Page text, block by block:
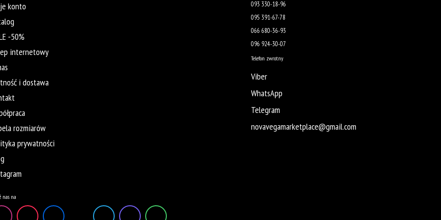
konto
-50%
internetowy
i dostawa
rozmiarów
prywatności
nas na
093 330-18-96
095 391-67-78
066 680-36-93
096 924-30-07
Telefon zwrotny
Viber
WhatsApp
Telegram
novavegamarketplace@gmail.com